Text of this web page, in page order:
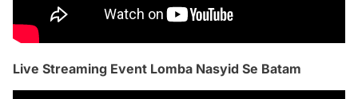
Live Streaming Event Lomba Nasyid Se Batam